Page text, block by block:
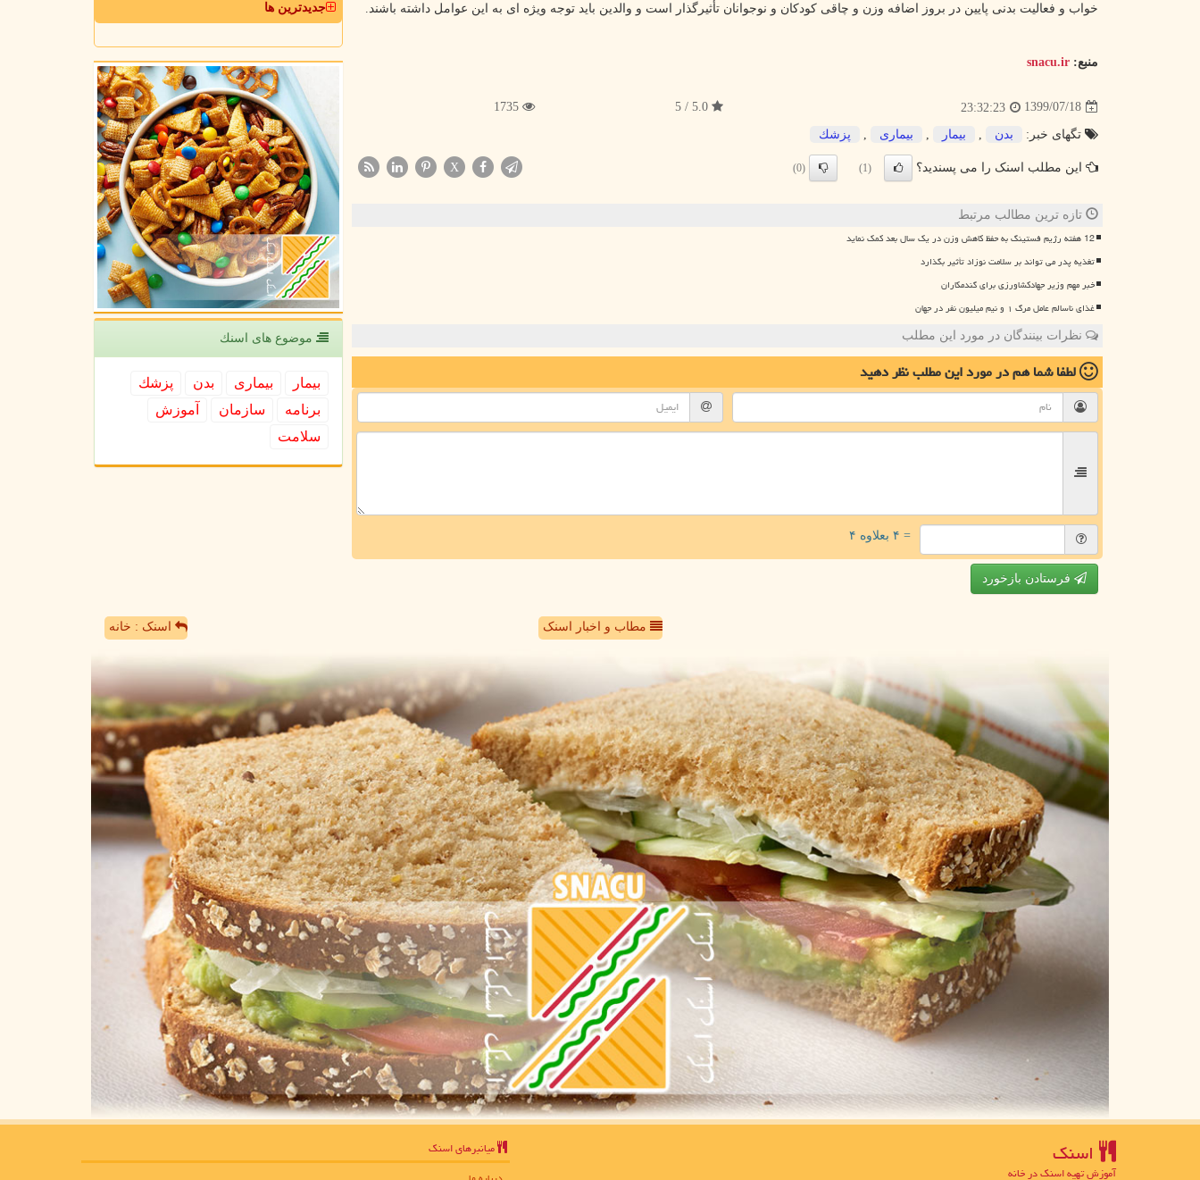
خواب و فعالیت بدنی پایین در بروز اضافه وزن و چاقی کودکان و نوجوانان تأثیرگذار است و والدین باید توجه ویژه ای به این عوامل داشته باشند.
منبع: snacu.ir
1399/07/18
23:32:23
5.0 / 5
1735
تگهای خبر: بدن بیمار بیماری پزشك
این مطلب اسنک را می پسندید؟ (1)
(0)
X
تازه ترین مطالب مرتبط
12 هفته رژیم فستینگ به حفظ کاهش وزن در یک سال بعد کمک نماید
تغذیه پدر می تواند بر سلامت نوزاد تأثیر بگذارد
خبر مهم وزیر جهادکشاورزی برای گندمکاران
غذای ناسالم عامل مرگ ۱ و نیم میلیون نفر در جهان
نظرات بینندگان در مورد این مطلب
لطفا شما همدر مورد این مطلبنظر دهید
= ۴ بعلاوه ۴
فرستادن بازخورد
جدیدترین ها
موضوع های اسنك
بیمار بیماری بدن
پزشك
برنامه
سازمان
آموزش
سلامت
مطاب و اخبار اسنک اسنک : خانه
اسنك
آموزش تهیه اسنک در خانه
میانبرهای اسنك